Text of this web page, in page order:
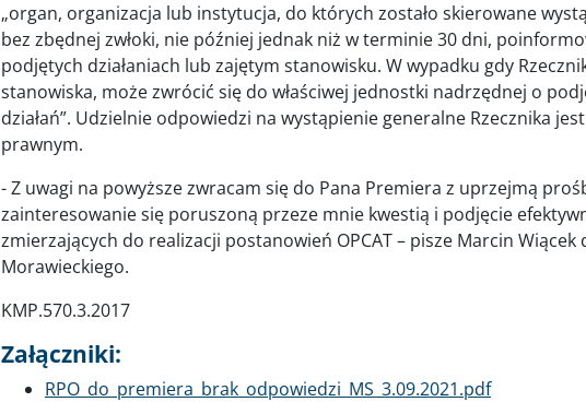
„organ, organizacja lub instytucja, do których zostało skierowane
bez zbędnej zwłoki, nie później jednak niż w terminie 30 dni,
podjętych działaniach lub zajętym stanowisku. W wypadku gdy
stanowiska, może zwrócić się do właściwej jednostki nadrzędnej o
działań”. Udzielnie odpowiedzi na wystąpienie generalne Rzecznika
prawnym.
- Z uwagi na powyższe zwracam się do Pana Premiera z uprzejmą
zainteresowanie się poruszoną przeze mnie kwestią i podjęcie
zmierzających do realizacji postanowień OPCAT – pisze Marcin
Morawieckiego.
KMP.570.3.2017
Załączniki:
Dokument
RPO_do_premiera_brak_odpowiedzi_MS_3.09.2021.pdf